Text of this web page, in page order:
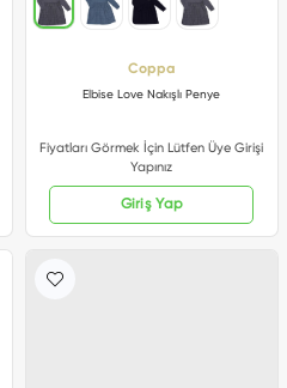
Coppa
Elbise Love Nakışlı Penye
Fiyatları Görmek İçin Lütfen Üye Girişi
Yapınız
Giriş Yap